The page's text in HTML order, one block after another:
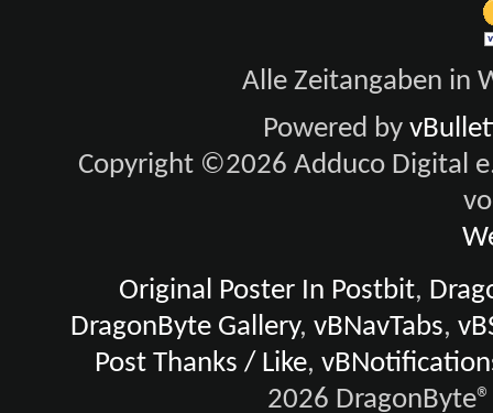
Alle Zeitangaben in
Powered by
Copyright ©2026 Adduco Digital
Original Poster In Postbit,
DragonByte Gallery,vBNavTabs,
Post Thanks / Like,
2026